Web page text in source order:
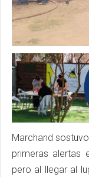
Marchand
primeras alertas
pero al llegar al